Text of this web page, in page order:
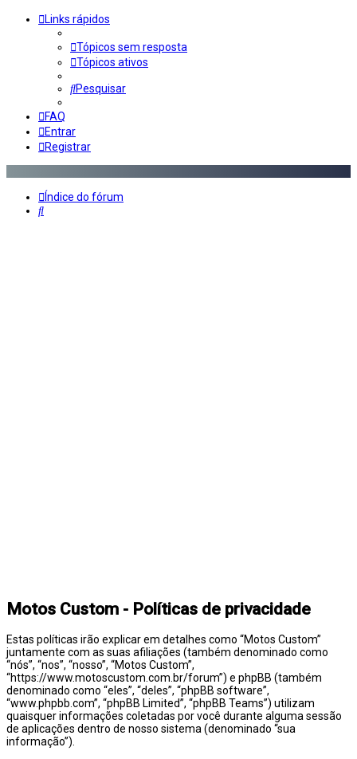
Links rápidos
Tópicos sem resposta
Tópicos ativos
Pesquisar
FAQ
Entrar
Registrar
Índice do fórum
Pesquisar
Motos Custom - Políticas de privacidade
Estas políticas irão explicar em detalhes como “Motos Custom”
juntamente com as suas afiliações (também denominado como
“nós”, “nos”, “nosso”, “Motos Custom”,
“https://www.motoscustom.com.br/forum”) e phpBB (também
denominado como “eles”, “deles”, “phpBB software”,
“www.phpbb.com”, “phpBB Limited”, “phpBB Teams”) utilizam
quaisquer informações coletadas por você durante alguma sessão
de aplicações dentro de nosso sistema (denominado “sua
informação”).